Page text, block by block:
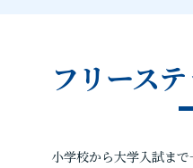
フリース
小学校から大学入試まで